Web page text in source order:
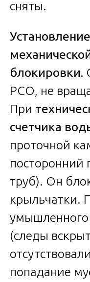
сняты.
блокировки.
РСО, не
При
счетчика
проточной
посторонний
труб). Он
крыльчатки.
умышленного
(следы
попадание